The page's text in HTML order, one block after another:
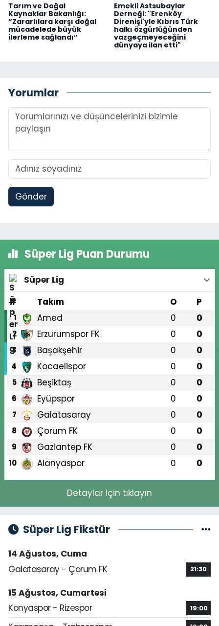
Tarım ve Doğal
Kaynaklar Bakanlığı:
“Zararlılara karşı doğal
mücadelede büyük
ilerleme sağlandı”
Emekli Astsubaylar
Derneği: "Erenköy
Direnişi'yle Kıbrıs Türk
halkı özgürlüğünden
vazgeçmeyeceğini
dünyaya ilan etti"
Yorumlar
Gönder
Süper Lig Puan Durumu
Süper Lig
#
Takım O P
1 Amed 0 0
2 Erzurumspor FK 0 0
3 Başakşehir 0 0
4 Kocaelispor 0 0
5 Beşiktaş 0 0
6 Eyüpspor 0 0
7 Galatasaray 0 0
8 Çorum FK 0 0
9 Gaziantep FK 0 0
10 Alanyaspor 0 0
Detaylar için tıklayın
Süper Lig Fikstür
14 Ağustos, Cuma
Galatasaray - Çorum FK
21:30
15 Ağustos, Cumartesi
Konyaspor - Rizespor
19:00